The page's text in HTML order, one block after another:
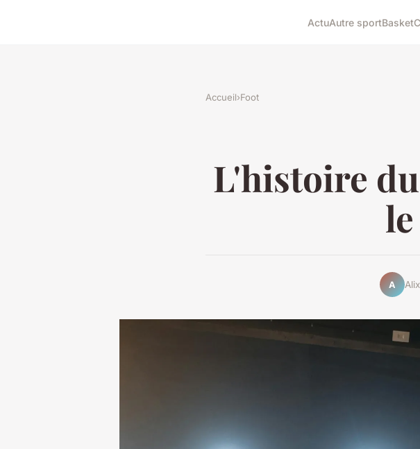
ActuAutre sportBasket
Accueil›Foot
L'histoire
A Alix